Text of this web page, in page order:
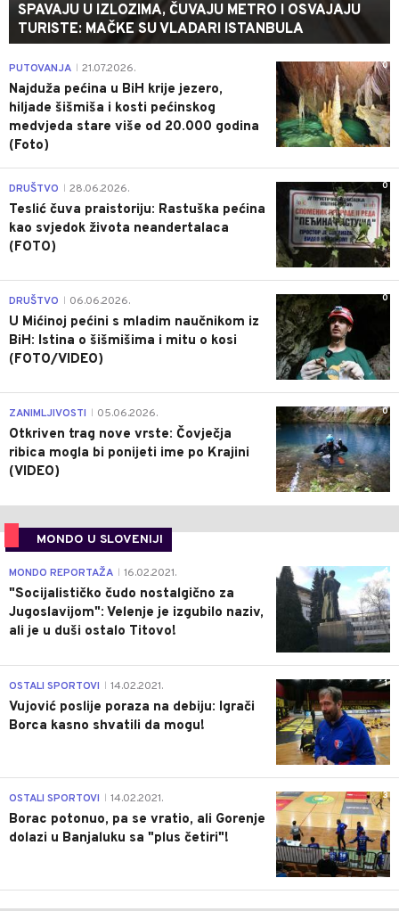
SPAVAJU U IZLOZIMA, ČUVAJU METRO I OSVAJAJU
TURISTE: MAČKE SU VLADARI ISTANBULA
0
PUTOVANJA 21.07.2026.
Najduža pećina u BiH krije jezero,
hiljade šišmiša i kosti pećinskog
medvjeda stare više od 20.000 godina
(Foto)
0
DRUŠTVO 28.06.2026.
Teslić čuva praistoriju: Rastuška pećina
kao svjedok života neandertalaca
(FOTO)
0
DRUŠTVO 06.06.2026.
U Mićinoj pećini s mladim naučnikom iz
BiH: Istina o šišmišima i mitu o kosi
(FOTO/VIDEO)
0
ZANIMLJIVOSTI 05.06.2026.
Otkriven trag nove vrste: Čovječja
ribica mogla bi ponijeti ime po Krajini
(VIDEO)
MONDO U SLOVENIJI
4
MONDO REPORTAŽA 16.02.2021.
"Socijalističko čudo nostalgično za
Jugoslavijom": Velenje je izgubilo naziv,
ali je u duši ostalo Titovo!
1
OSTALI SPORTOVI 14.02.2021.
Vujović poslije poraza na debiju: Igrači
Borca kasno shvatili da mogu!
3
OSTALI SPORTOVI 14.02.2021.
Borac potonuo, pa se vratio, ali Gorenje
dolazi u Banjaluku sa "plus četiri"!